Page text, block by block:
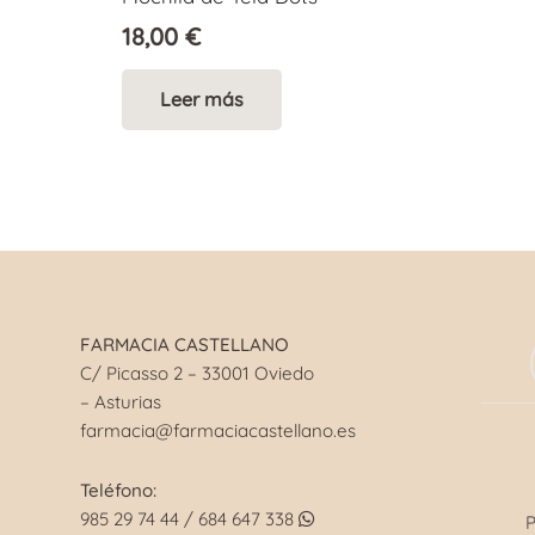
18,00 €
Leer más
FARMACIA CASTELLANO
C/ Picasso 2 – 33001 Oviedo
– Asturias
farmacia@farmaciacastellano.es
Teléfono:
985 29 74 44 / 684 647 338